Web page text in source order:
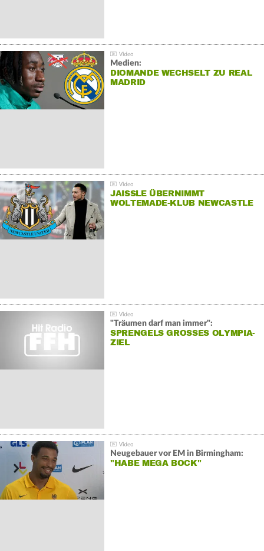
Medien:
DIOMANDE WECHSELT ZU REAL
MADRID
JAISSLE ÜBERNIMMT
WOLTEMADE-KLUB NEWCASTLE
"Träumen darf man immer":
SPRENGELS GROSSES OLYMPIA-Z
IEL
Neugebauer vor EM in Birmingham:
"HABE MEGA BOCK"